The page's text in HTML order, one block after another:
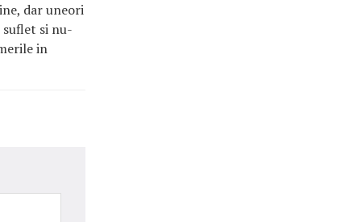
dar uneori
suflet si nu-
in